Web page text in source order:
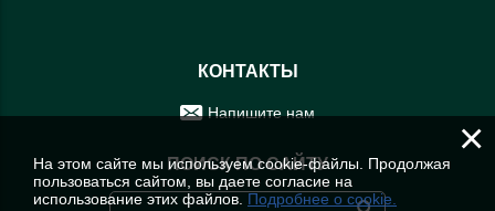
КОНТАКТЫ
Напишите нам
ПОИСК ПО САЙТУ
×
На этом сайте мы используем cookie-файлы. Продолжая
пользоваться сайтом, вы даете согласие на
использование этих файлов. Подробнее о cookie.